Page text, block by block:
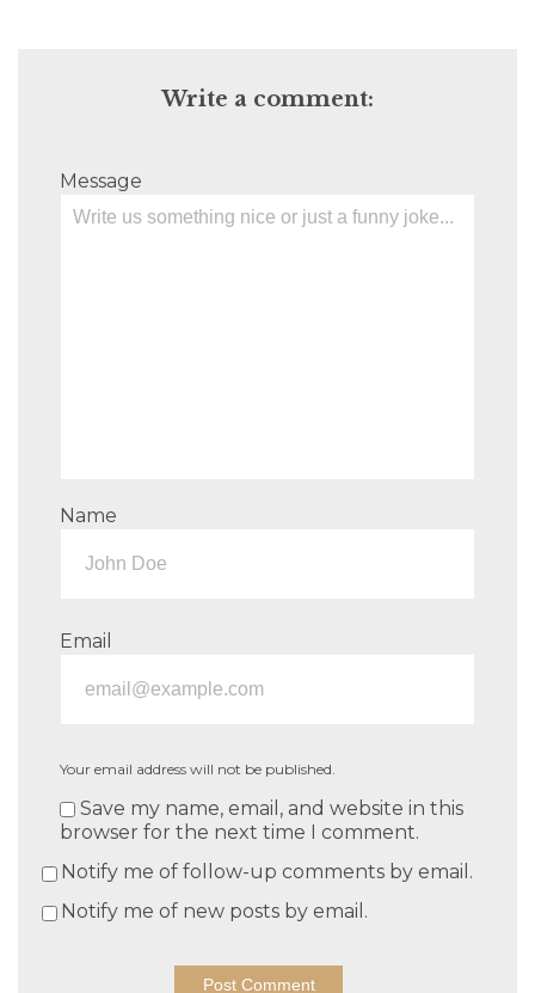
Write a comment:
Message
Name
Email
Your email address will not be published.
Save my name, email, and website in this
browser for the next time I comment.
Notify me of follow-up comments by email.
Notify me of new posts by email.